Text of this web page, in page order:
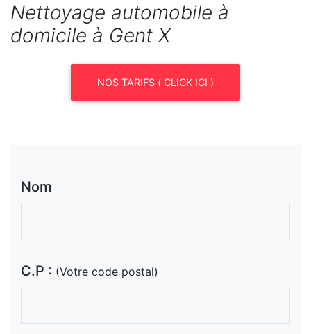
Nettoyage automobile à
domicile à Gent X
NOS TARIFS ( CLICK ICI )
Nom
C.P : (Votre code postal)